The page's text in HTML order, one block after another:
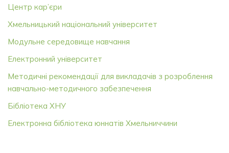
Центр кар’єри
Хмельницький національний університет
Модульне середовище навчання
Електронний університет
Методичні рекомендації для викладачів з розроблення
навчально-методичного забезпечення
Бібліотека ХНУ
Електронна бібліотека юннатів Хмельниччини